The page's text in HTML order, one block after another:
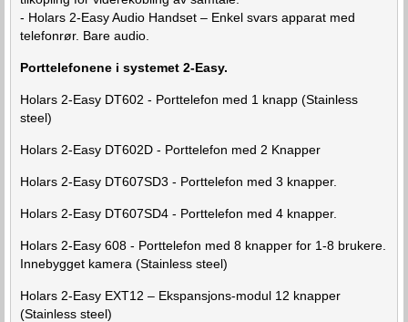
- Holars 2-Easy Audio Handset – Enkel svars apparat med
telefonrør. Bare audio.
Porttelefonene i systemet 2-Easy.
Holars 2-Easy DT602 - Porttelefon med 1 knapp (Stainless
steel)
Holars 2-Easy DT602D - Porttelefon med 2 Knapper
Holars 2-Easy DT607SD3 - Porttelefon med 3 knapper.
Holars 2-Easy DT607SD4 - Porttelefon med 4 knapper.
Holars 2-Easy 608 - Porttelefon med 8 knapper for 1-8 brukere.
Innebygget kamera (Stainless steel)
Holars 2-Easy EXT12 – Ekspansjons-modul 12 knapper
(Stainless steel)